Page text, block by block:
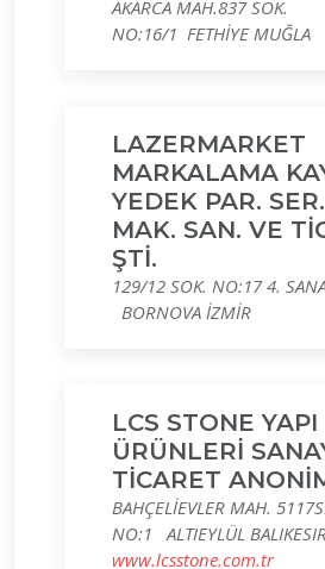
AKARCA MAH.837 SOK.
NO:16/1 FETHİYE MUĞLA
LAZERMARKET
MARKALAMA
YEDEK PAR.
MAK. SAN. VE
ŞTİ.
129/12 SOK. NO:17 4.
BORNOVA İZMİR
LCS STONE YAPI
ÜRÜNLERİ
TİCARET
BAHÇELİEVLER MAH.
NO:1 ALTIEYLÜL
www.lcsstone.com.tr